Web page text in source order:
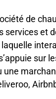
de
services et
sur
une